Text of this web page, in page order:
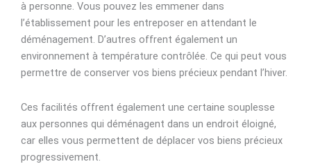
à personne. Vous pouvez les emmener dans
l’établissement pour les entreposer en attendant le
déménagement. D’autres offrent également un
environnement à température contrôlée. Ce qui peut vous
permettre de conserver vos biens précieux pendant l’hiver.
Ces facilités offrent également une certaine souplesse
aux personnes qui déménagent dans un endroit éloigné,
car elles vous permettent de déplacer vos biens précieux
progressivement.